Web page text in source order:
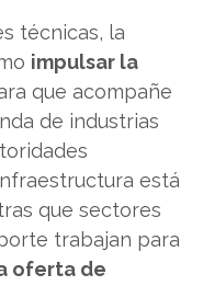
técnicas, la
impulsar la
que acompañe
de industrias
está
que sectores
trabajan para
oferta de